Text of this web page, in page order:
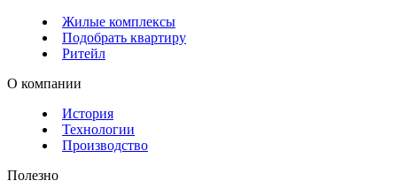
Жилые комплексы
Подобрать квартиру
Ритейл
О компании
История
Технологии
Производство
Полезно